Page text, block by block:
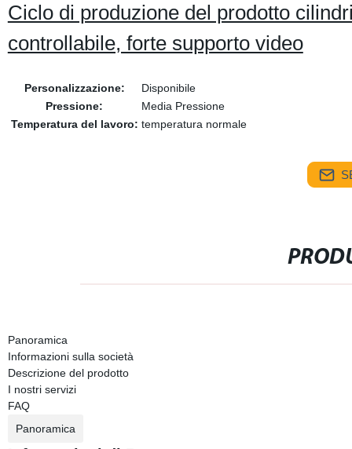
Ciclo di produzione del prodotto
controllabile, forte supporto video
Personalizzazione:
Disponibile
Pressione:
Media Pressione
Temperatura del lavoro: temperatura normale
Panoramica
Informazioni sulla società
Descrizione del prodotto
I nostri servizi
FAQ
Panoramica